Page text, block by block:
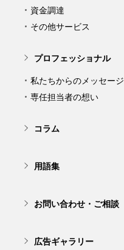
資金調達
その他サービス
プロフェッショナル
私たちからのメッセージ
専任担当者の想い
コラム
用語集
お問い合わせ・ご相談
広告ギャラリー